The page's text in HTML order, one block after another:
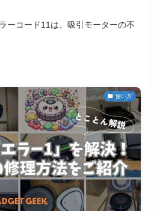
ーコード11は、吸引モーターの不
使い方